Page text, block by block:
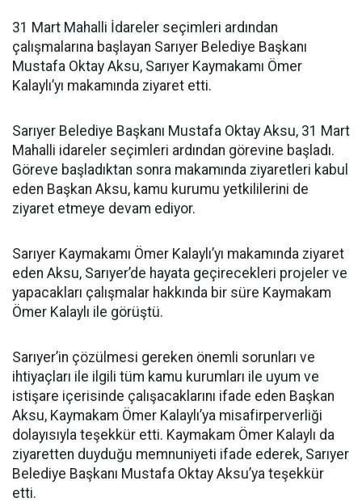
31 Mart Mahalli İdareler seçimleri ardından
çalışmalarına başlayan Sarıyer Belediye Başkanı
Mustafa Oktay Aksu, Sarıyer Kaymakamı Ömer
Kalaylı’yı makamında ziyaret etti.
Sarıyer Belediye Başkanı Mustafa Oktay Aksu, 31 Mart
Mahalli idareler seçimleri ardından görevine başladı.
Göreve başladıktan sonra makamında ziyaretleri kabul
eden Başkan Aksu, kamu kurumu yetkililerini de
ziyaret etmeye devam ediyor.
Sarıyer Kaymakamı Ömer Kalaylı’yı makamında ziyaret
eden Aksu, Sarıyer’de hayata geçirecekleri projeler ve
yapacakları çalışmalar hakkında bir süre Kaymakam
Ömer Kalaylı ile görüştü.
Sarıyer’in çözülmesi gereken önemli sorunları ve
ihtiyaçları ile ilgili tüm kamu kurumları ile uyum ve
istişare içerisinde çalışacaklarını ifade eden Başkan
Aksu, Kaymakam Ömer Kalaylı’ya misafirperverliği
dolayısıyla teşekkür etti. Kaymakam Ömer Kalaylı da
ziyaretten duyduğu memnuniyeti ifade ederek, Sarıyer
Belediye Başkanı Mustafa Oktay Aksu’ya teşekkür
etti.